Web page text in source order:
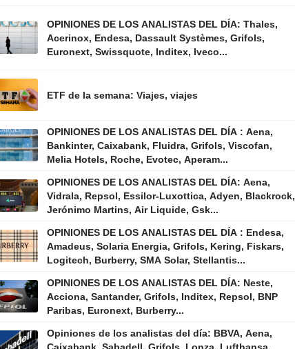
OPINIONES DE LOS ANALISTAS DEL DÍA: Thales,
Acerinox, Endesa, Dassault Systèmes, Grifols,
Euronext, Swissquote, Inditex, Iveco...
ETF de la semana: Viajes, viajes
OPINIONES DE LOS ANALISTAS DEL DÍA : Aena,
Bankinter, Caixabank, Fluidra, Grifols, Viscofan,
Melia Hotels, Roche, Evotec, Aperam...
OPINIONES DE LOS ANALISTAS DEL DÍA: Aena,
Vidrala, Repsol, Essilor-Luxottica, Adyen, Blackrock,
Jerónimo Martins, Air Liquide, Gsk...
OPINIONES DE LOS ANALISTAS DEL DÍA : Endesa,
Amadeus, Solaria Energia, Grifols, Kering, Fiskars,
Logitech, Burberry, SMA Solar, Stellantis...
OPINIONES DE LOS ANALISTAS DEL DÍA: Neste,
Acciona, Santander, Grifols, Inditex, Repsol, BNP
Paribas, Euronext, Burberry...
Opiniones de los analistas del día: BBVA, Aena,